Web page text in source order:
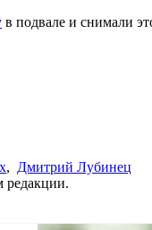
в подвале и снимали
, Дмитрий Лубинец
редакции.